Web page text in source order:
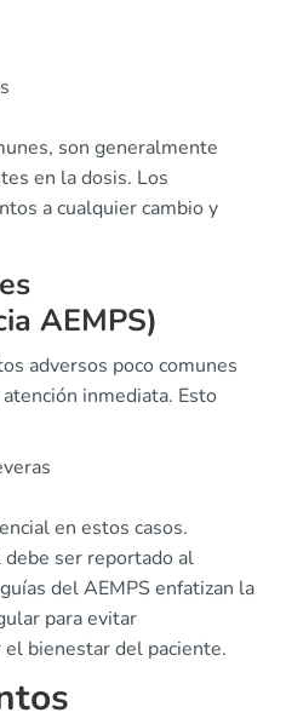
son generalmente
en la dosis. Los
a cualquier cambio y
AEMPS)
adversos poco comunes
inmediata. Esto
en estos casos.
ser reportado al
del AEMPS enfatizan la
para evitar
bienestar del paciente.